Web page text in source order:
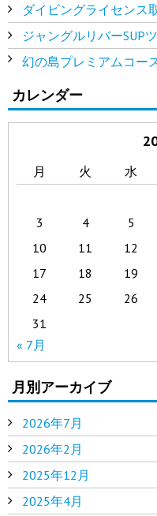
ダイビングライセンス
ジャングルリバーSUP
幻の島プレミアムコー
カレンダー
月 火 水
3
4 5
10
11 12
17
18 19
24
25 26
31
« 7月
月別アーカイブ
2026年7月
2026年2月
2025年12月
2025年4月